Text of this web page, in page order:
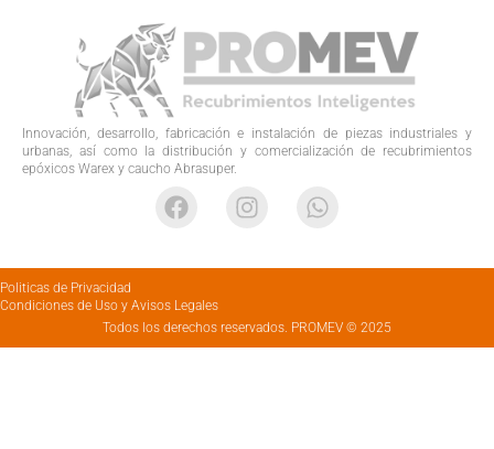
Innovación, desarrollo, fabricación e instalación de piezas industriales y
urbanas, así como la distribución y comercialización de recubrimientos
epóxicos Warex y caucho Abrasuper.
Politicas de Privacidad
Condiciones de Uso y Avisos Legales
Todos los derechos reservados. PROMEV © 2025